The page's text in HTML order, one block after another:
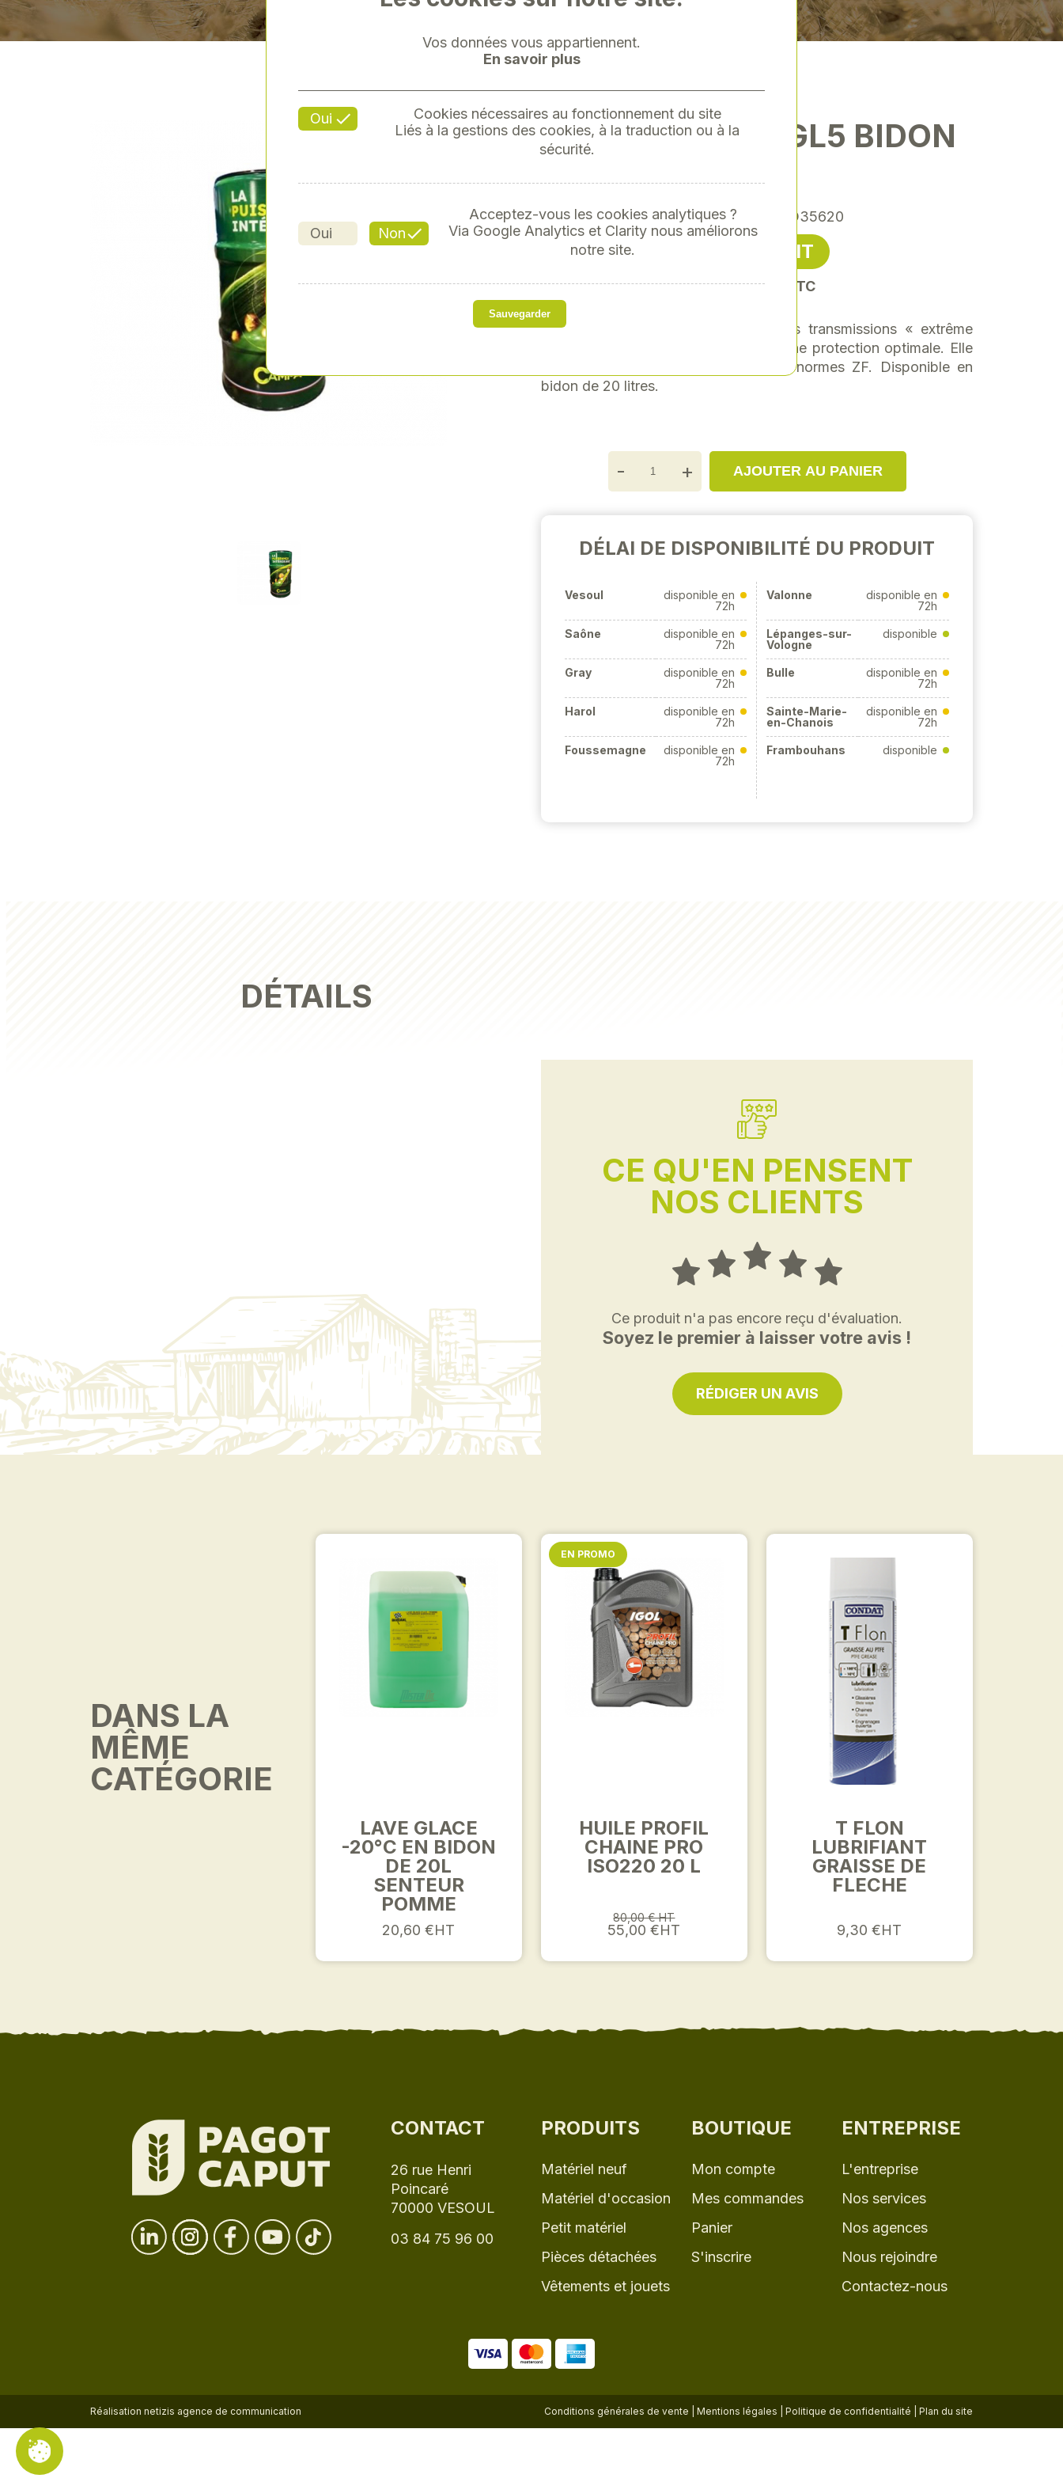
HUILE 80W90 GL5 BIDON
Référence : ARMO35620
105,98 € HT
soit 127,18 € TTC
Notre huile 80W90 GL5 est pour les transmissions « extrême
pression » et est conçue pour offrir une protection optimale. Elle
est classée API GL5 et répond aux normes ZF. Disponible en
bidon de 20 litres.
- + AJOUTER AU PANIER
DÉLAI DE DISPONIBILITÉ DU PRODUIT
Vesoul
disponible en
72h
Saône
disponible en
72h
Gray
disponible en
72h
Harol
disponible en
72h
Foussemagne
disponible en
72h
Valonne
disponible en
72h
Lépanges-sur-
Vologne
disponible
Bulle
disponible en
72h
Sainte-Marie-
en-Chanois
disponible en
72h
Frambouhans disponible
DÉTAILS
CE QU'EN PENSENT
NOS CLIENTS
Ce produit n'a pas encore reçu d'évaluation.
Soyez le premier à laisser votre avis !
RÉDIGER UN AVIS
DANS LA
MÊME
CATÉGORIE
LAVE GLACE
-20°C EN BIDON
DE 20L
SENTEUR
POMME
20,60 €HT
HUILE PROFIL
CHAINE PRO
ISO220 20 L
80,00 € HT
55,00 €HT
EN PROMO
T FLON
LUBRIFIANT
GRAISSE DE
FLECHE
9,30 €HT
CONTACT
26 rue Henri
Poincaré
70000 VESOUL
03 84 75 96 00
PRODUITS
Matériel neuf
Matériel d'occasion
Petit matériel
Pièces détachées
Vêtements et jouets
BOUTIQUE
Mon compte
Mes commandes
Panier
S'inscrire
ENTREPRISE
L'entreprise
Nos services
Nos agences
Nous rejoindre
Contactez-nous
Réalisation netizis agence de communication Conditions générales de vente Mentions légales Politique de confidentialité Plan du site
Vos données vous appartiennent.
En savoir plus
Oui
Cookies nécessaires au fonctionnement du site
Liés à la gestions des cookies, à la traduction ou à la
sécurité.
Oui Non
Acceptez-vous les cookies analytiques ?
Via Google Analytics et Clarity nous améliorons
notre site.
Sauvegarder